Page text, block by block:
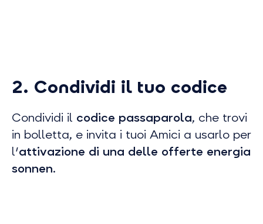
2. Condividi il tuo codice
Condividi il codice passaparola, che trovi
in bolletta, e invita i tuoi Amici a usarlo per
l'attivazione di una delle offerte energia
sonnen.